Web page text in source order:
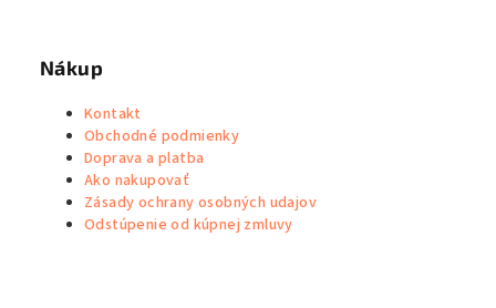
Nákup
Kontakt
Obchodné podmienky
Doprava a platba
Ako nakupovať
Zásady ochrany osobných udajov
Odstúpenie od kúpnej zmluvy